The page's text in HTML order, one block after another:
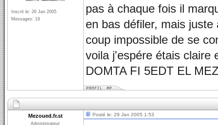
Inscrit le: 26 Jan 2005
Messages: 19
pas à chaque fois il
en bas défiler, mais
coup impossible de se
voila j'espére étais claire
DOMTA FI 5EDT EL
Mezoued.fr.st
Administrateur
Posté le: 29 Jan 2005 1:53